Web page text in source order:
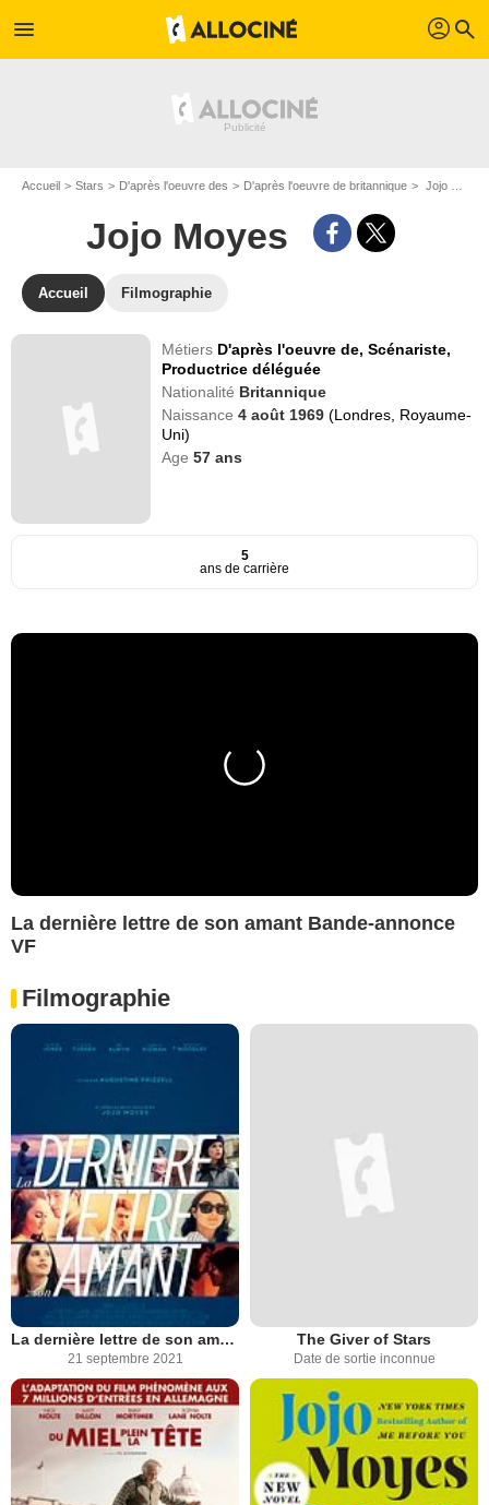
menu profil search
Accueil Stars D'après l'oeuvre des D'après l'oeuvre de britannique Jojo Moyes
Jojo Moyes
Accueil Filmographie
Métiers D'après l'oeuvre de,Scénariste,
Productrice déléguée
Nationalité Britannique
Naissance4 août 1969(Londres, Royaume-
Uni)
Age57 ans
5
ans de carrière
La dernière lettre de son amant Bande-annonce
VF
Filmographie
La dernière lettre de son amant
21 septembre 2021
The Giver of Stars
Date de sortie inconnue